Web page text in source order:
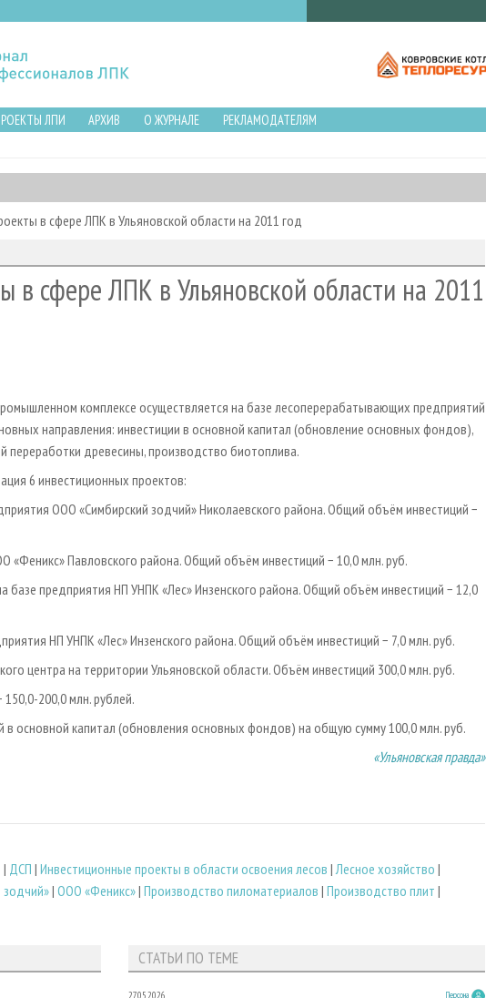
ЛПИ АРХИВ О ЖУРНАЛЕ
РЕКЛАМОДАТЕЛЯМ
в сфере ЛПК в Ульяновской области на 2011 год
в сфере ЛПК в Ульяновской области на 2011
комплексе осуществляется на базе лесоперерабатывающих предприятий
направления: инвестиции в основной капитал (обновление основных фондов),
переработки древесины, производство биотоплива.
6 инвестиционных проектов:
ООО «Симбирский зодчий» Николаевского района. Общий объём инвестиций −
Павловского района. Общий объём инвестиций − 10,0 млн. руб.
базе предприятия НП УНПК «Лес» Инзенского района. Общий объём инвестиций − 12,0
НП УНПК «Лес» Инзенского района. Общий объём инвестиций − 7,0 млн. руб.
центра на территории Ульяновской области. Объём инвестиций 300,0 млн. руб.
200,0 млн. рублей.
в основной капитал (обновления основных фондов) на общую сумму 100,0 млн. руб.
«Ульяновская правда»
| ДСП | Инвестиционные проекты в области освоения лесов | Лесное хозяйство |
| ООО «Феникс»| Производство пиломатериалов | Производство плит |
СТАТЬИ ПО ТЕМЕ
Персона